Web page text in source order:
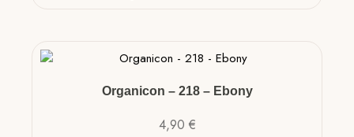
Organicon – 218 – Ebony
4,90 €